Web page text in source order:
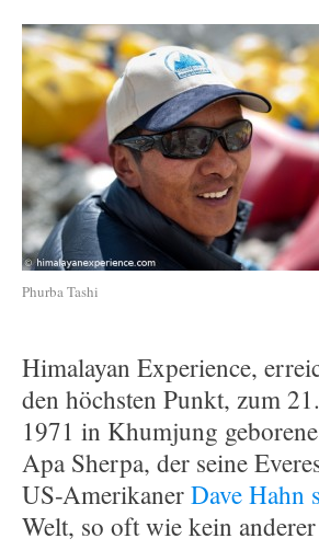
Phurba Tashi
Himalayan Experience,
den höchsten Punkt, zum
1971 in Khumjung
Apa Sherpa, der seine
US-AmerikanerDave Hahn
Welt, so oft wie kein